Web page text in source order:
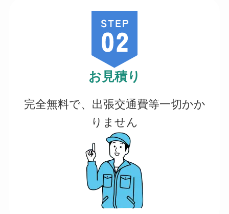
お見積り
完全無料で、出張交通費等一切かか
りません